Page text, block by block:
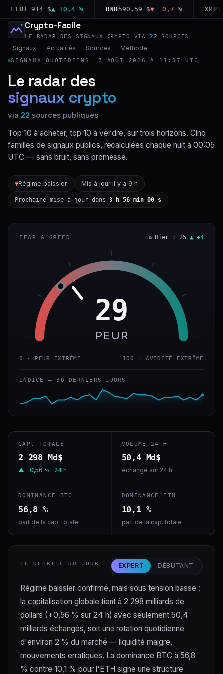
1 914 $▲ +0,4 % BNB590,59 $▼ −0,7 % XRP
Crypto-Facile
LE RADAR DES SIGNAUX CRYPTO VIA 22 SOURCES
Signaux Actualités Sources Méthode
SIGNAUX QUOTIDIENS —7 AOÛT 2026 À 11:37 UTC
Le radar des
signaux crypto
via 22 sources publiques
Top 10 à acheter, top 10 à vendre, sur trois horizons. Cinq
familles de signaux publics, recalculées chaque nuit à 00:05
UTC — sans bruit, sans promesse.
▼Régime baissier Mis à jour il y a 9 h
Prochaine mise à jour dans 3 h 55 min 59 s
FEAR & GREED Hier : 25 ▲ +4
29
PEUR
0 · PEUR EXTRÊME 100 · AVIDITÉ EXTRÊME
INDICE — 30 DERNIERS JOURS
CAP. TOTALE
2 298 Md$
▲ +0,56 % · 24 h
VOLUME 24 H
50,4 Md$
échangé sur 24 h
DOMINANCE BTC
56,8 %
part de la cap. totale
DOMINANCE ETH
10,1 %
part de la cap. totale
LE DÉBRIEF DU JOUR EXPERT DÉBUTANT
Régime baissier confirmé, mais sous tension basse :
la capitalisation globale tient à 2 298 milliards de
dollars (+0,56 % sur 24 h) avec seulement 50,4
milliards échangés, soit une rotation quotidienne
d'environ 2 % du marché — liquidité maigre,
mouvements erratiques. La dominance BTC à 56,8
% contre 10,1 % pour l'ETH signe une structure